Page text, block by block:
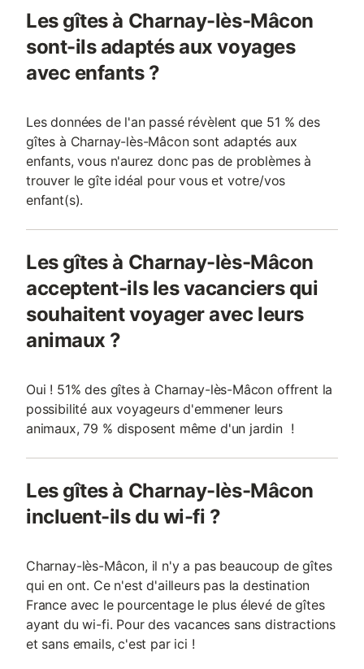
Les gîtes à Charnay-lès-Mâcon
sont-ils adaptés aux voyages
avec enfants ?
Les données de l'an passé révèlent que 51 % des
gîtes à Charnay-lès-Mâcon sont adaptés aux
enfants, vous n'aurez donc pas de problèmes à
trouver le gîte idéal pour vous et votre/vos
enfant(s).
Les gîtes à Charnay-lès-Mâcon
acceptent-ils les vacanciers qui
souhaitent voyager avec leurs
animaux ?
Oui ! 51% des gîtes à Charnay-lès-Mâcon offrent la
possibilité aux voyageurs d'emmener leurs
animaux, 79 % disposent même d'un jardin !
Les gîtes à Charnay-lès-Mâcon
incluent-ils du wi-fi ?
Charnay-lès-Mâcon, il n'y a pas beaucoup de gîtes
qui en ont. Ce n'est d'ailleurs pas la destination
France avec le pourcentage le plus élevé de gîtes
ayant du wi-fi. Pour des vacances sans distractions
et sans emails, c'est par ici !